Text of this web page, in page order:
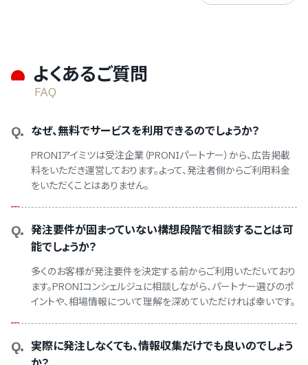
よくあるご質問
FAQ
Q. なぜ、無料でサービスを利用できるのでしょうか？
PRONIアイミツは受注企業（PRONIパートナー）から、広告掲載
料をいただき運営しております。よって、発注者側からご利用料金
をいただくことはありません。
Q. 発注要件が固まっていない構想段階で相談することは可
能でしょうか？
多くのお客様が発注要件を決定する前からご利用いただいており
ます。PRONIコンシェルジュに相談しながら、パートナー選びのポ
イントや、相場情報について理解を深めていただければ幸いです。
Q. 実際に発注しなくても、情報収集だけでも良いのでしょう